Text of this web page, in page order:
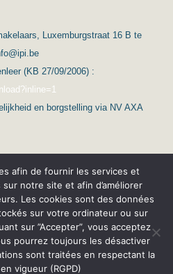
Luxemburgstraat 16 B te
(KB 27/09/2006) :
en borgstelling via NV AXA
& Conseils
– RGPD Nederlands
afin de fournir les services et
notre site et afin d’améliorer
Les cookies sont des données
sur votre ordinateur ou sur
sur ”Accepter”, vous acceptez
pourrez toujours les désactiver
sont traitées en respectant la
vigueur (RGPD)